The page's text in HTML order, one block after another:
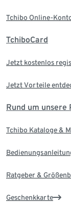
Tchibo Online-
TchiboCard
Jetzt kostenlos
Jetzt Vorteile
Rund um unsere
Tchibo Kataloge &
Ratgeber &
Geschenkkarte